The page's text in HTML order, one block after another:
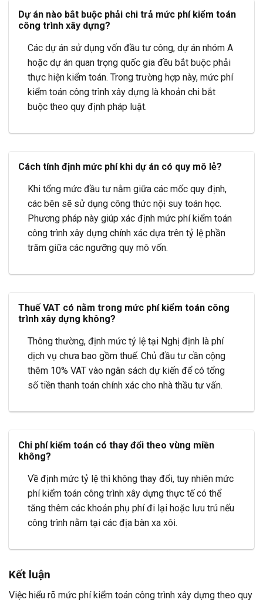
Dự án nào bắt buộc phải chi trả mức phí kiểm toán
công trình xây dựng?
Các dự án sử dụng vốn đầu tư công, dự án nhóm A
hoặc dự án quan trọng quốc gia đều bắt buộc phải
thực hiện kiểm toán. Trong trường hợp này, mức phí
kiểm toán công trình xây dựng là khoản chi bắt
buộc theo quy định pháp luật.
Cách tính định mức phí khi dự án có quy mô lẻ?
Khi tổng mức đầu tư nằm giữa các mốc quy định,
các bên sẽ sử dụng công thức nội suy toán học.
Phương pháp này giúp xác định mức phí kiểm toán
công trình xây dựng chính xác dựa trên tỷ lệ phần
trăm giữa các ngưỡng quy mô vốn.
Thuế VAT có nằm trong mức phí kiểm toán công
trình xây dựng không?
Thông thường, định mức tỷ lệ tại Nghị định là phí
dịch vụ chưa bao gồm thuế. Chủ đầu tư cần cộng
thêm 10% VAT vào ngân sách dự kiến để có tổng
số tiền thanh toán chính xác cho nhà thầu tư vấn.
Chi phí kiểm toán có thay đổi theo vùng miền
không?
Về định mức tỷ lệ thì không thay đổi, tuy nhiên mức
phí kiểm toán công trình xây dựng thực tế có thể
tăng thêm các khoản phụ phí đi lại hoặc lưu trú nếu
công trình nằm tại các địa bàn xa xôi.
Kết luận
Việc hiểu rõ mức phí kiểm toán công trình xây dựng theo quy